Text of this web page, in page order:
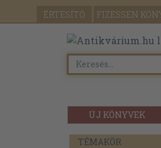
ÉRTESÍTŐ FIZESSEN
ÚJ KÖNYVEK
TÉMAKÖR